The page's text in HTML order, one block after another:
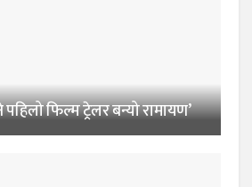
फिल्म ट्रेलर बन्यो रामायण’